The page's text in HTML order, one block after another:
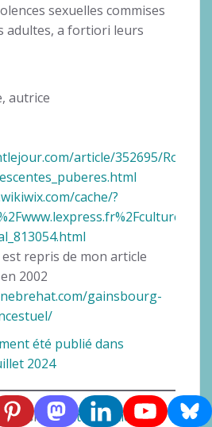
sexuelles commises
adultes, a fortiori leurs
autrice
article/352695/Robbe-
cache/?
repris de mon article
2002
gainsbourg-
été publié dans
2024
ce site d’autres articles de